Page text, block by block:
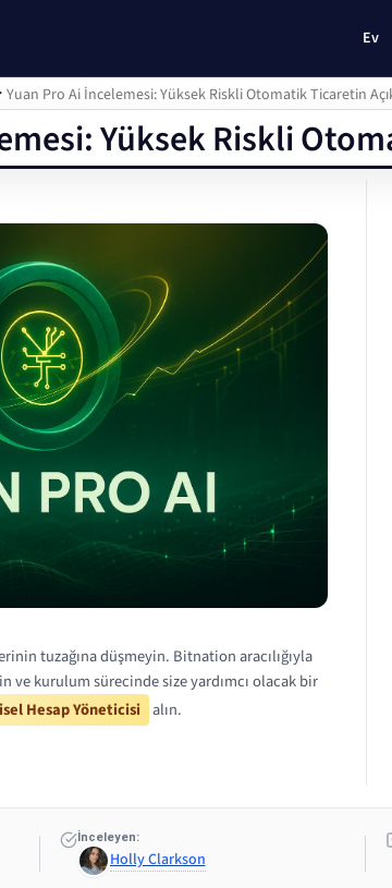
Ev
Yuan Pro Ai İncelemesi: Yüksek Riskli Otomatik Ticaretin
Yüksek Riskli
tuzağına düşmeyin. Bitnation aracılığıyla
ve kurulum sürecinde size yardımcı olacak bir
Hesap Yöneticisi alın.
İnceleyen:
Holly Clarkson